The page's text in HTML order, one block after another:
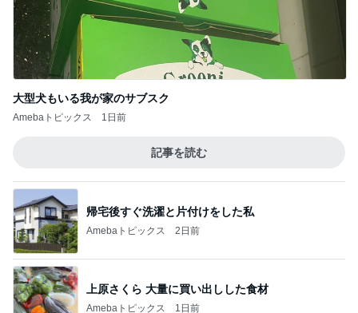
帰宅後すぐ洗濯と片付けをした私
Amebaトピックス 2日前
Amebaトピックス 1日前
お寿司屋さんでの10人での食事会
Amebaトピックス 1日前